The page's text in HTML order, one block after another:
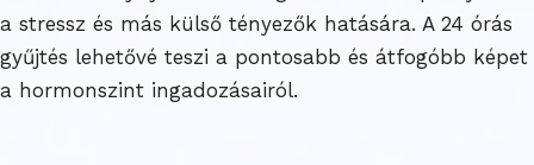
a stressz és más külső tényezők hatására. A 24 órás
gyűjtés lehetővé teszi a pontosabb és átfogóbb képet
a hormonszint ingadozásairól.